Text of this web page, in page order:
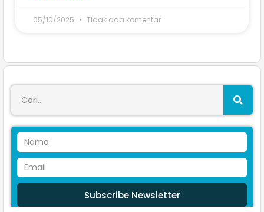
05/10/2025 Tidak ada komentar
Subscribe Newsletter